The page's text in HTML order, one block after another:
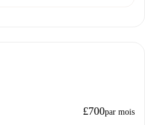
£700par mois